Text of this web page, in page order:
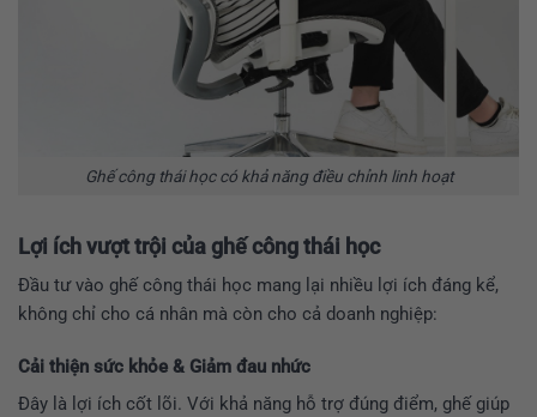
Ghế công thái học có khả năng điều chỉnh linh hoạt
Lợi ích vượt trội của ghế công thái học
Đầu tư vào ghế công thái học mang lại nhiều lợi ích đáng kể,
không chỉ cho cá nhân mà còn cho cả doanh nghiệp:
Cải thiện sức khỏe & Giảm đau nhức
Đây là lợi ích cốt lõi. Với khả năng hỗ trợ đúng điểm, ghế giúp